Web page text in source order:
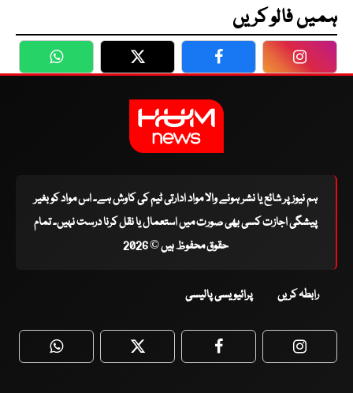
ہمیں فالو کریں
WhatsApp Twitter Facebook
ہم نیوز پر شائع یا نشر ہونے والا مواد ادارتی ٹیم کی کاوش ہے۔ اس مواد کو بغیر
پیشگی اجازت کسی بھی صورت میں استعمال یا نقل کرنا درست نہیں۔ تمام
حقوق محفوظ ہیں © 2026
رابطہ کریں پرائیویسی پالیسی
WhatsApp Twitter Facebook